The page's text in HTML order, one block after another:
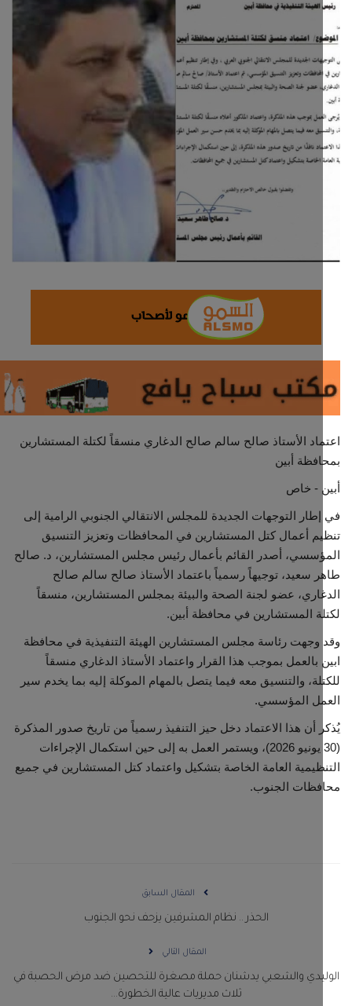
ثقافة وفن
اقتصاد
التقارير والحوارات
مؤسسة حدث اليوم
تكنولوجيا وسيارات
مجتمع مدني
الأستاذ صالح سالم صالح الدغاري منسقاً لكتلة المستشارين
أبين
- خاص
التوجهات الجديدة للمجلس الانتقالي الجنوبي الرامية إلى
أعمال كتل المستشارين في المحافظات وتعزيز التنسيق
أصدر القائم بأعمال رئيس مجلس المستشارين، د. صالح
سعيد، توجيهاً رسمياً باعتماد الأستاذ صالح سالم صالح
عضو لجنة الصحة والبيئة بمجلس المستشارين، منسقاً
المستشارين في محافظة أبين.
وجهت رئاسة مجلس المستشارين الهيئة التنفيذية في محافظة
بالعمل بموجب هذا القرار واعتماد الأستاذ الدغاري منسقاً
والتنسيق معه فيما يتصل بالمهام الموكلة إليه بما يخدم سير
المؤسسي.
أن هذا الاعتماد دخل حيز التنفيذ رسمياً من تاريخ صدور المذكرة
(30 يونيو 2026)، ويستمر العمل به إلى حين استكمال الإجراءات
العامة الخاصة بتشكيل واعتماد كتل المستشارين في جميع
الجنوب.
المقال السابق
الحذر .. نظام المشرفين يزحف نحو الجنوب
المقال التالي
والشعبي يدشنان حملة مصغرة للتحصين ضد مرض الحصبة في
ثلاث مديريات عالية الخطورة...